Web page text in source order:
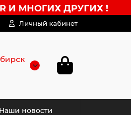
И МНОГИХ ДРУГИХ !
Личный кабинет
Наши новости